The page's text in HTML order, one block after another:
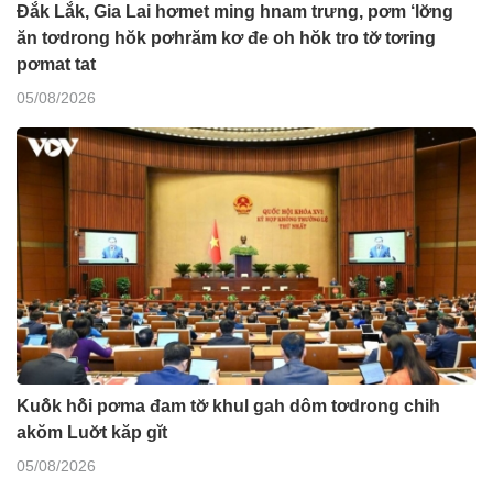
Đắk Lắk, Gia Lai hơmet ming hnam trưng, pơm ‘lơ̆ng
ăn tơdrong hŏk pơhrăm kơ đe oh hŏk tro tơ̆ tơring
pơmat tat
05/08/2026
Kuô̆k hô̆i pơma đam tơ̆ khul gah dôm tơdrong chih
akŏm Luơ̆t kăp gĭt
05/08/2026